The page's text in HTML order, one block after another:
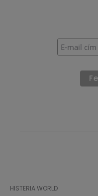
HISTERIA WORLD